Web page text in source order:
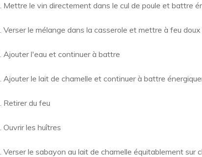
Mettre le vin directement dans le cul de poule et battre
Verser le mélange dans la casserole et mettre à feu
Ajouter l'eau et continuer à battre
Ajouter le lait de chamelle et continuer à battre
Retirer du feu
Ouvrir les huîtres
Verser le sabayon au lait de chamelle équitablement sur